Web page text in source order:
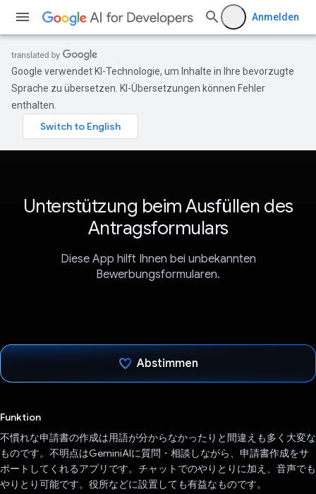
Anmelden
Google verwendet KI-Technologie, um Inhalte in Ihre bevorzugte
Sprache zu übersetzen. KI-Übersetzungen können Fehler
enthalten.
Unterstützung beim Ausfüllen des
Antragsformulars
Diese App hilft Ihnen bei unbekannten
Bewerbungsformularen.
Abstimmen
Funktion
不慣れな申請書の作成は用語が分からなかったりと間違えも多く大変な
ものです。不明点はGeminiAIに質問・相談しながら、申請書作成をサ
ポートしてくれるアプリです。チャットでのやりとりに加え、音声でも
やりとり可能です。役所などに設置しても有益なものです。